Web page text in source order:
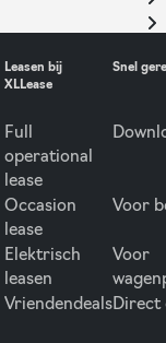
Leasen bij
XLLease
Full
operational
lease
Occasion
lease
Elektrisch
leasen
Vriendendeals
Snel
Voor
Voor
Direct